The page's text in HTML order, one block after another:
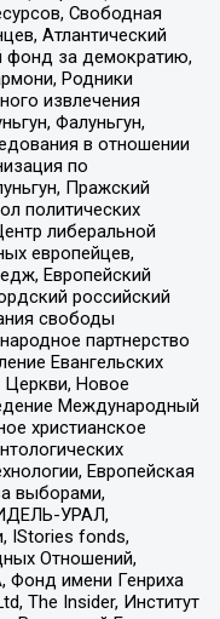
Свободная
Атлантический
фонд за демократию,
Родники
извлечения
Фалуньгун,
в отношении
по
Пражский
политических
либеральной
европейцев,
Европейский
российский
свободы
партнерство
Евангельских
Церкви, Новое
Международный
христианское
Европейская
выборами,
УРАЛ,
IStories fonds,
Отношений,
имени Генриха
The Insider, Институт